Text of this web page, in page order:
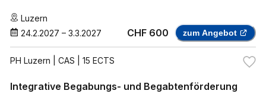
Luzern
24.2.2027 – 3.3.2027 CHF 600 zum Angebot
PH Luzern | CAS | 15 ECTS
Integrative Begabungs- und Begabtenförderung